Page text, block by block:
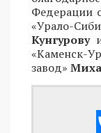
Федерации
«Урало-
Кунгуровуи
«Каменск-
завод»